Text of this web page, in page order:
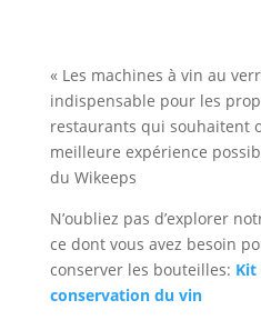
« Les machines à vin au
indispensable pour les
restaurants qui souhaitent
meilleure expérience
du Wikeeps
N’oubliez pas d’explorer
ce dont vous avez besoin
conserver les bouteilles: Kit
conservation du vin